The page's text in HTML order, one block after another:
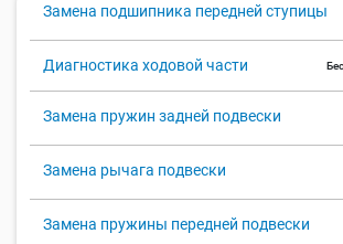
Замена подшипника передней ступицы
Диагностика ходовой части
Замена пружин задней подвески
Замена рычага подвески
Замена пружины передней подвески